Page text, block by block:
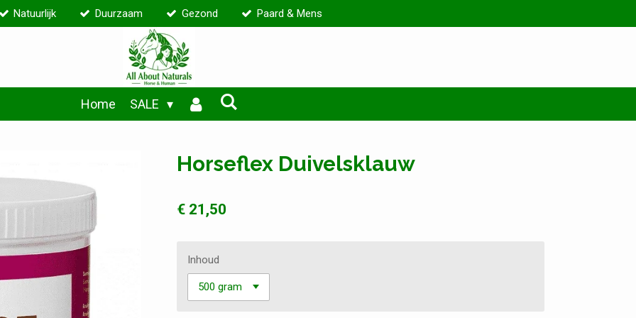
Natuurlijk Duurzaam Gezond Paard & Mens
Home SALE
Horseflex Duivelsklauw
€ 21,50
Inhoud